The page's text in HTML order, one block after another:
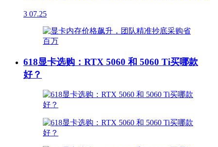
3 07.25
618显卡选购：RTX 5060 和 5060 Ti买哪款
好？